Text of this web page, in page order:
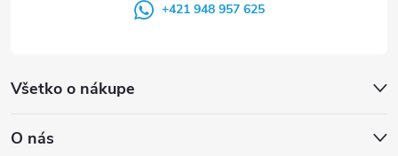
Všetko o nákupe
O nás
+421 948 957 625